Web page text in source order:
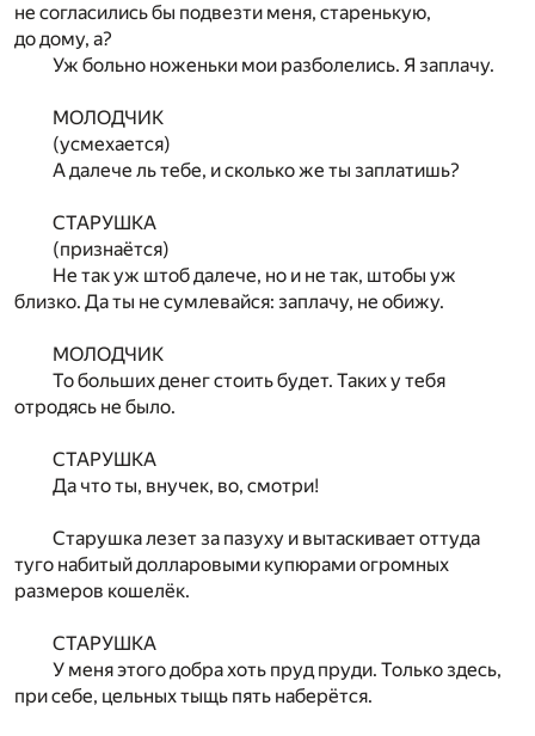
не согласились бы подвезти меня, старенькую,
до дому, а?
Уж больно ноженьки мои разболелись. Я заплачу.
МОЛОДЧИК
(усмехается)
А далече ль тебе, и сколько же ты заплатишь?
СТАРУШКА
(признаётся)
Не так уж штоб далече, но и не так, штобы уж
близко. Да ты не сумлевайся: заплачу, не обижу.
МОЛОДЧИК
То больших денег стоить будет. Таких у тебя
отродясь не было.
СТАРУШКА
Да что ты, внучек, во, смотри!
Старушка лезет за пазуху и вытаскивает оттуда
туго набитый долларовыми купюрами огромных
размеров кошелёк.
СТАРУШКА
У меня этого добра хоть пруд пруди. Только здесь,
при себе, цельных тыщь пять наберётся.